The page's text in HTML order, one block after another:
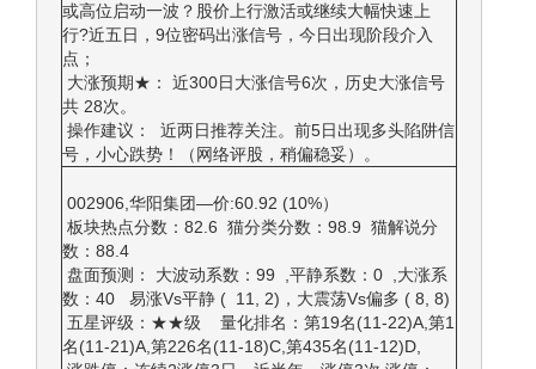
或高位启动一波？股价上行激活或继续大幅快速上
行?近五日，9位密码出涨信号，今日出现阶段介入
点；
大涨预期★： 近300日大涨信号6次，历史大涨信号
共 28次。
操作建议： 近两日推荐关注。前5日出现多头陷阱信
号，小心跌势！（网络评股，稍偏稳妥）。
002906,华阳集团—价:60.92 (10%）
板块热点分数：82.6 猫分类分数：98.9 猫解说分
数：88.4
盘面预测： 大波动系数：99 ,平静系数：0 ,大涨系
数：40 易涨Vs平静 ( 11, 2)，大震荡Vs偏多 ( 8, 8)
五星评级：★★级 量化排名：第19名(11-22)A,第1
名(11-21)A,第226名(11-18)C,第435名(11-12)D,